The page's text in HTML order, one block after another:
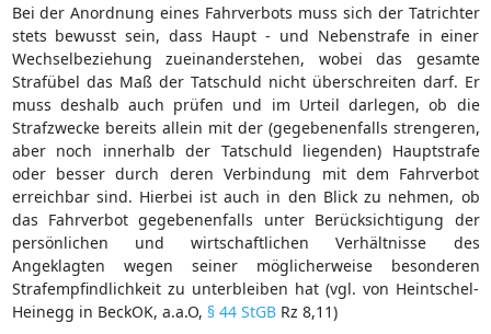
Bei der Anordnung eines Fahrverbots muss sich der Tatrichter
stets bewusst sein, dass Haupt - und Nebenstrafe in einer
Wechselbeziehung zueinanderstehen, wobei das gesamte
Strafübel das Maß der Tatschuld nicht überschreiten darf. Er
muss deshalb auch prüfen und im Urteil darlegen, ob die
Strafzwecke bereits allein mit der (gegebenenfalls strengeren,
aber noch innerhalb der Tatschuld liegenden) Hauptstrafe
oder besser durch deren Verbindung mit dem Fahrverbot
erreichbar sind. Hierbei ist auch in den Blick zu nehmen, ob
das Fahrverbot gegebenenfalls unter Berücksichtigung der
persönlichen und wirtschaftlichen Verhältnisse des
Angeklagten wegen seiner möglicherweise besonderen
Strafempfindlichkeit zu unterbleiben hat (vgl. von Heintschel-
Heinegg in BeckOK, a.a.O, § 44 StGBRz 8,11)